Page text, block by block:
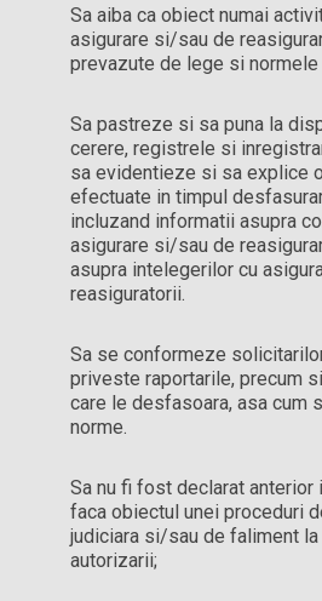
Sa aiba ca obiect numai
asigurare si/sau de
prevazute de lege si normele
Sa pastreze si sa puna la
cerere, registrele si
sa evidentieze si sa explice
efectuate in timpul
incluzand informatii asupra
asigurare si/sau de
asupra intelegerilor cu
reasiguratorii.
Sa se conformeze
priveste raportarile, precum
care le desfasoara, asa cum
norme.
Sa nu fi fost declarat anterior
faca obiectul unei proceduri
judiciara si/sau de faliment
autorizarii;